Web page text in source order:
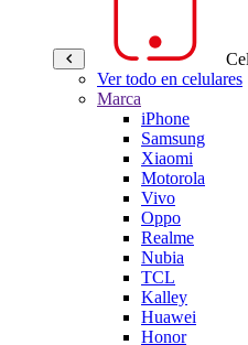
Ver todo en celulares
Marca
iPhone
Samsung
Xiaomi
Motorola
Vivo
Oppo
Realme
Nubia
TCL
Kalley
Huawei
Honor